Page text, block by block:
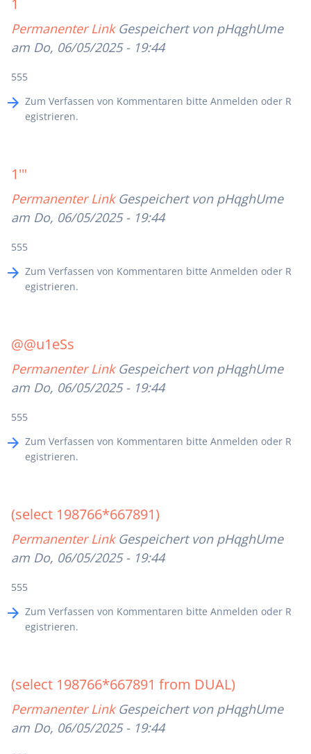
1
Permanenter Link Gespeichert von pHqghUme
am Do, 06/05/2025 - 19:44
555
Zum Verfassen von Kommentaren bitte Anmelden oder R
egistrieren.
1'"
Permanenter Link Gespeichert von pHqghUme
am Do, 06/05/2025 - 19:44
555
Zum Verfassen von Kommentaren bitte Anmelden oder R
egistrieren.
@@u1eSs
Permanenter Link Gespeichert von pHqghUme
am Do, 06/05/2025 - 19:44
555
Zum Verfassen von Kommentaren bitte Anmelden oder R
egistrieren.
(select 198766*667891)
Permanenter Link Gespeichert von pHqghUme
am Do, 06/05/2025 - 19:44
555
Zum Verfassen von Kommentaren bitte Anmelden oder R
egistrieren.
(select 198766*667891 from DUAL)
Permanenter Link Gespeichert von pHqghUme
am Do, 06/05/2025 - 19:44